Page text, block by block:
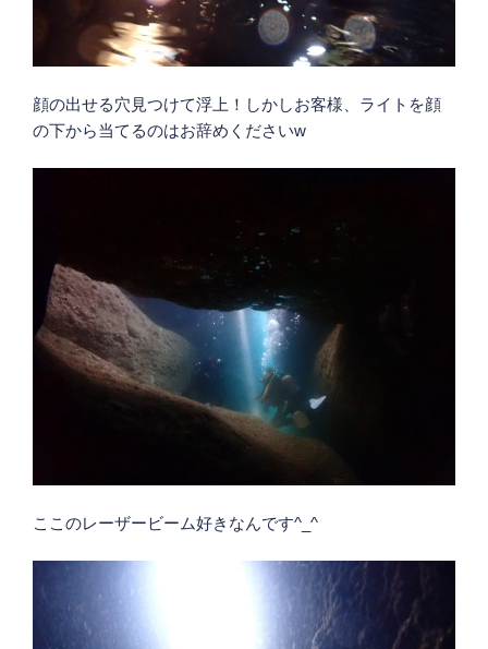
顔の出せる穴見つけて浮上！しかしお客様、ライトを顔
の下から当てるのはお辞めくださいw
ここのレーザービーム好きなんです^_^